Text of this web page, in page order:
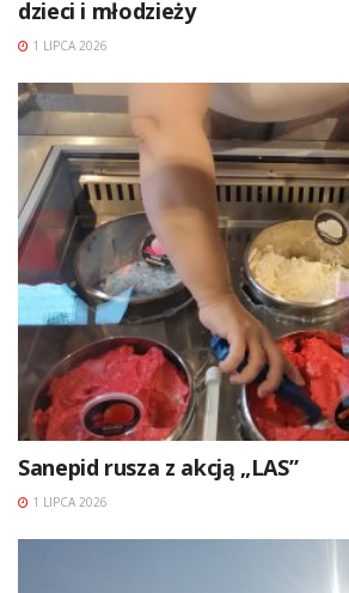
dzieci i młodzieży
1 LIPCA 2026
Sanepid rusza z akcją „LAS”
1 LIPCA 2026